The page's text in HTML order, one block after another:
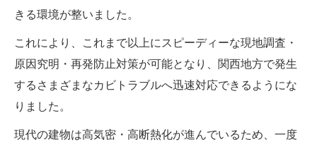
きる環境が整いました。
これにより、これまで以上にスピーディーな現地調査・
原因究明・再発防止対策が可能となり、関西地方で発生
するさまざまなカビトラブルへ迅速対応できるようにな
りました。
現代の建物は高気密・高断熱化が進んでいるため、一度